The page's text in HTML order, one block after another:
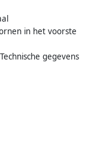
in het voorste
gegevens